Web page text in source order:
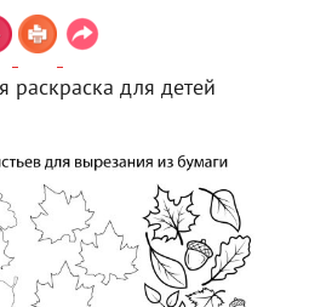
раскраска для детей